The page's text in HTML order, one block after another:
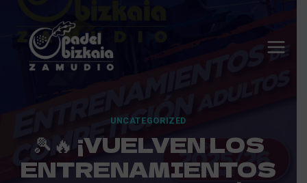
contenido
UNCATEGORIZED
🎾🔥 ¡VUELVEN LOS
ENTRENAMIENTOS